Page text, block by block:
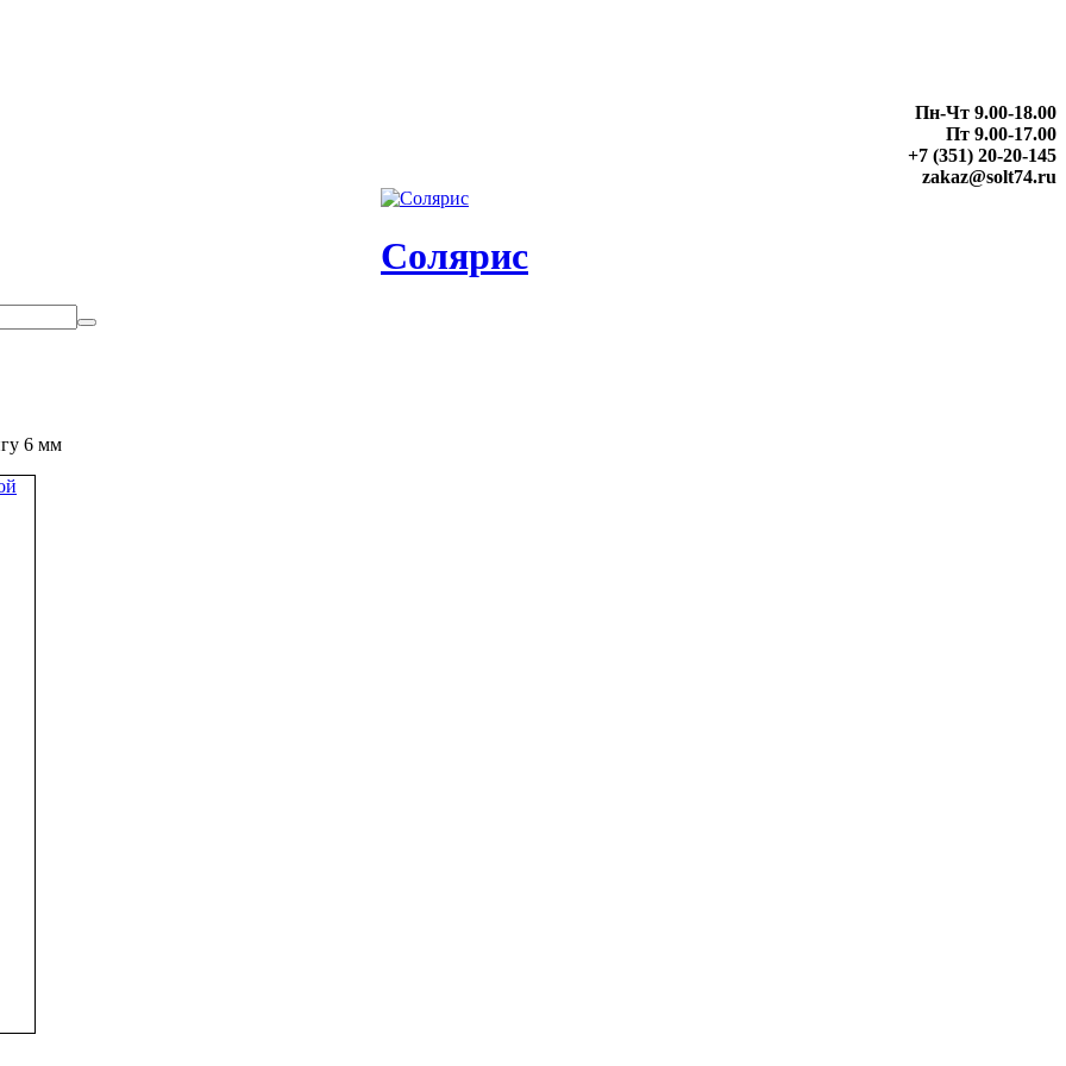
Пн-Чт 9.00-18.00
Пт 9.00-17.00
+7 (351) 20-20-145
zakaz@solt74.ru
Солярис
6 мм